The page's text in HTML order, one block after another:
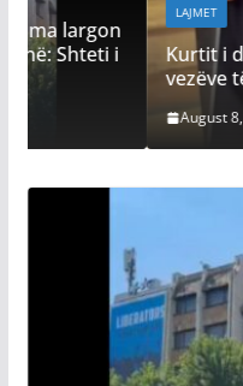
Kurtit i duken
vezëve të Time
August 8, 2026 Vendi